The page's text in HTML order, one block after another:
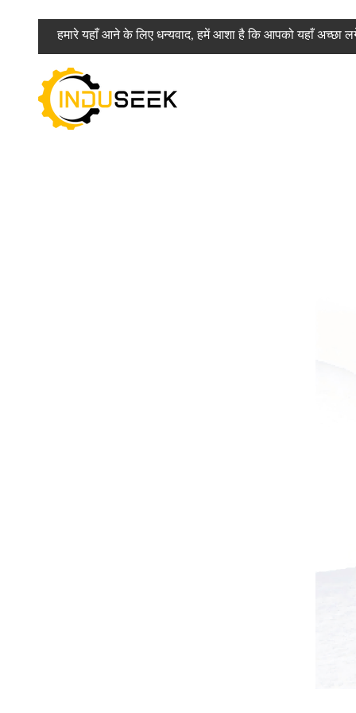
हमारे यहाँ आने के लिए धन्यवाद, हमें आशा है कि आपको यहाँ अच्छा